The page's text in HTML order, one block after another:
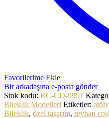
Favorilerime Ekle
Bir arkadaşına e-posta gönder
Stok kodu: RC-CD-9951
Bileklik Modelleri Etiketler:
Bileklik, özel tasarım, reyhan